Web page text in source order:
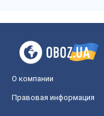
О компании
Правовая информация